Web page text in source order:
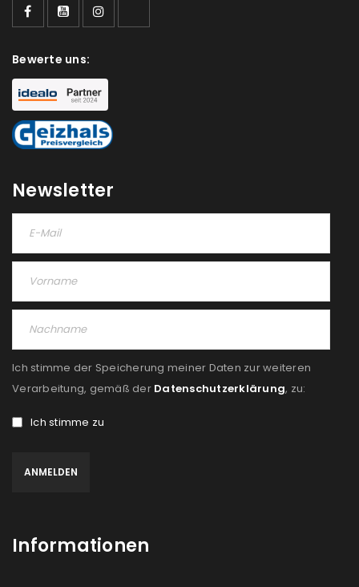
Benutzername oder E-Mail-Adresse*
Passwort
Angemeldet bleiben
ANMELDEN
E-Mail-Adresse*
Bewerte uns:
Newsletter
Ich stimme der Speicherung meiner Daten zur weiteren
Verarbeitung, gemäß der Datenschutzerklärung, zu:
Ich stimme zu
Informationen